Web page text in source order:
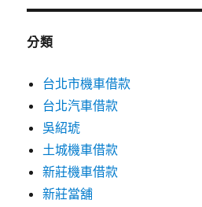
分類
台北市機車借款
台北汽車借款
吳紹琥
土城機車借款
新莊機車借款
新莊當舖